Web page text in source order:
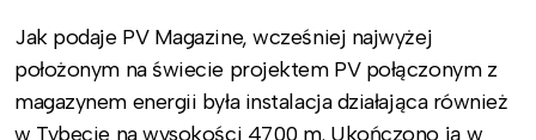
Jak podaje PV Magazine, wcześniej najwyżej
położonym na świecie projektem PV połączonym z
magazynem energii była instalacja działająca również
w Tybecie na wysokości 4700 m. Ukończono ją w